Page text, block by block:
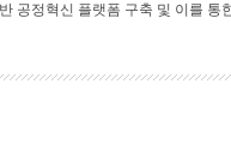
공정혁신 플랫폼 구축 및 이를 통